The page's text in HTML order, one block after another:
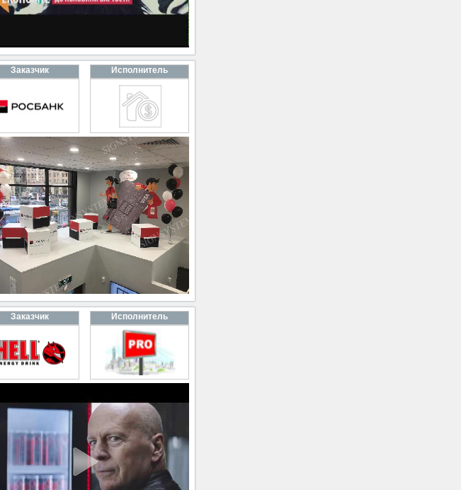
Заказчик Исполнитель
Заказчик Исполнитель